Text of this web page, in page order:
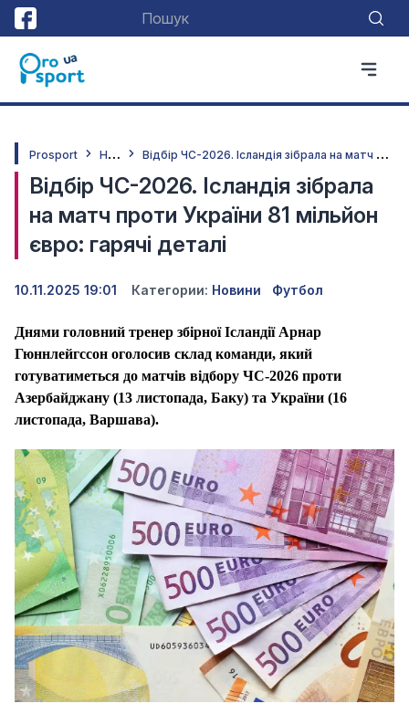
Prosport Н
овини В
ідбір ЧС-2026. Ісландія зібрала на матч проти України 81 мільйон євро: гарячі деталі
Відбір ЧС-2026. Ісландія зібрала
на матч проти України 81 мільйон
євро: гарячі деталі
10.11.2025 19:01 Категории: Новини Футбол
Днями головний тренер збірної Ісландії Арнар
Гюннлейгссон оголосив склад команди, який
готуватиметься до матчів відбору ЧС-2026 проти
Азербайджану (13 листопада, Баку) та України (16
листопада, Варшава).